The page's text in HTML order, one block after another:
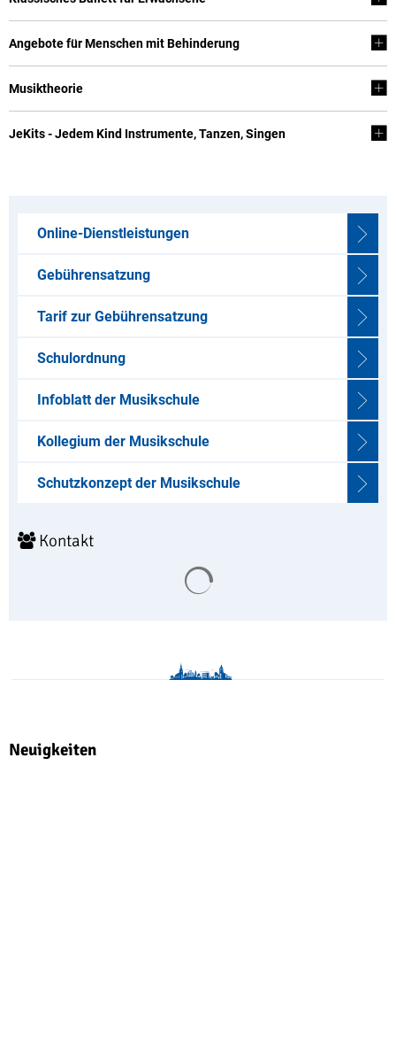
Angebote für Menschen mit Behinderung
Musiktheorie
JeKits - Jedem Kind Instrumente, Tanzen, Singen
Online-Dienstleistungen
Gebührensatzung
Tarif zur Gebührensatzung
Schulordnung
Infoblatt der Musikschule
Kollegium der Musikschule
Schutzkonzept der Musikschule
Kontakt
Neuigkeiten